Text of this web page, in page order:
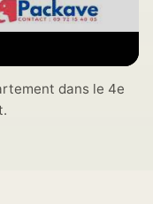
dans le 4e